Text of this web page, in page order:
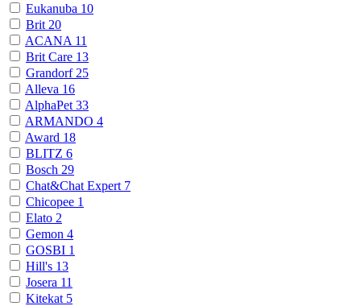
Eukanuba 10
Brit 20
ACANA 11
Brit Care 13
Grandorf 25
Alleva 16
AlphaPet 33
ARMANDO 4
Award 18
BLITZ 6
Bosch 29
Chat&Chat Expert 7
Chicopee 1
Elato 2
Gemon 4
GOSBI 1
Hill's 13
Josera 11
Kitekat 5